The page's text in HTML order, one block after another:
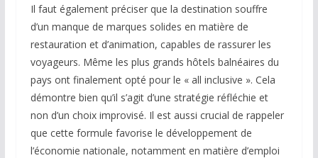
Il faut également préciser que la destination souffre
d’un manque de marques solides en matière de
restauration et d’animation, capables de rassurer les
voyageurs. Même les plus grands hôtels balnéaires du
pays ont finalement opté pour le « all inclusive ». Cela
démontre bien qu’il s’agit d’une stratégie réfléchie et
non d’un choix improvisé. Il est aussi crucial de rappeler
que cette formule favorise le développement de
l’économie nationale, notamment en matière d’emploi